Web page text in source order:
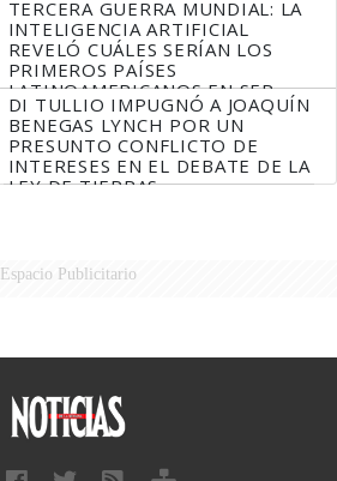
MARIDO
TERCERA GUERRA MUNDIAL: LA
INTELIGENCIA ARTIFICIAL
REVELÓ CUÁLES SERÍAN LOS
PRIMEROS PAÍSES
LATINOAMERICANOS EN SER
DERROTADOS
DI TULLIO IMPUGNÓ A JOAQUÍN
BENEGAS LYNCH POR UN
PRESUNTO CONFLICTO DE
INTERESES EN EL DEBATE DE LA
LEY DE TIERRAS
Espacio Publicitario